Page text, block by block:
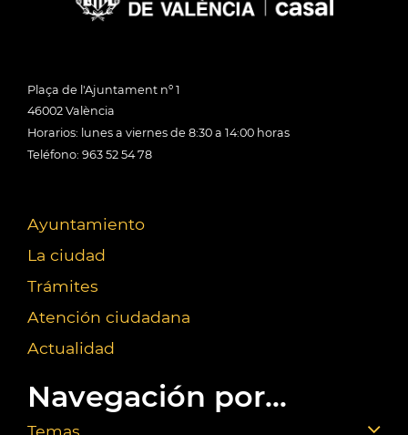
Plaça de l'Ajuntament nº 1
46002 València
Horarios: lunes a viernes de 8:30 a 14:00 horas
Teléfono: 963 52 54 78
Ayuntamiento
La ciudad
Trámites
Atención ciudadana
Actualidad
Navegación por...
Temas